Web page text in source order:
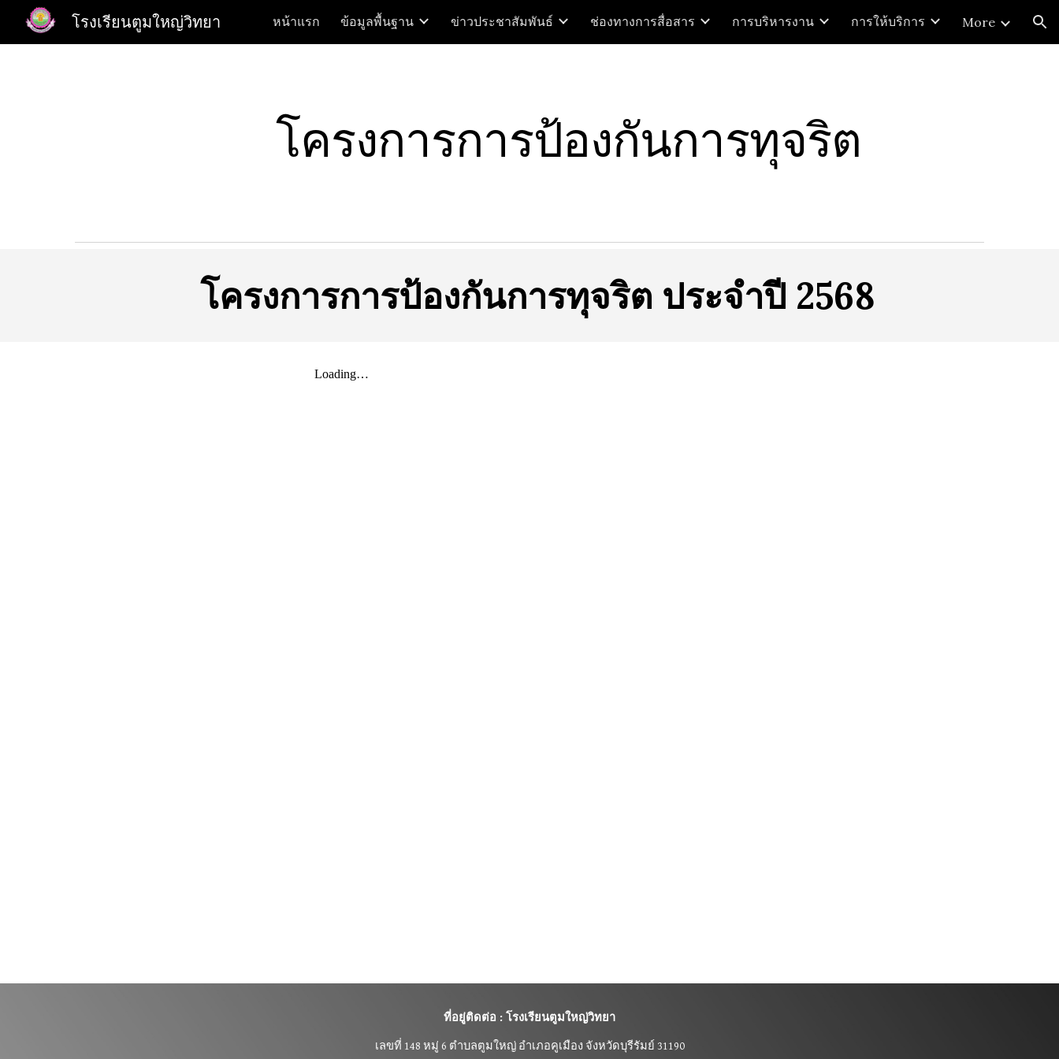
Skip to main content Skip to navigation
โรงเรียนตูมใหญ่วิทยา หน้าแรก ข้อมูลพื้นฐาน ข่าวประชาสัมพันธ์ ช่องทางการสื่อสาร การบริหารงาน การให้บริการ More
โครงการการป้องกันการทุจริต
โครงการการป้องกันการทุจริต ประจำปี 2568
ที่อยู่ติดต่อ : โรงเรียนตูมใหญ่วิทยา
เลขที่ 148 หมู่ 6 ตำบลตูมใหญ่ อำเภอคูเมือง จังหวัดบุรีรัมย์ 31190